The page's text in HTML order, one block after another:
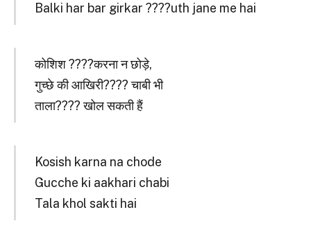
Balki har bar girkar ????uth jane me hai
कोशिश ????करना न छोड़े,
गुच्छे की आखिरी???? चाबी भी
ताला???? खोल सकती हैं
Kosish karna na chode
Gucche ki aakhari chabi
Tala khol sakti hai